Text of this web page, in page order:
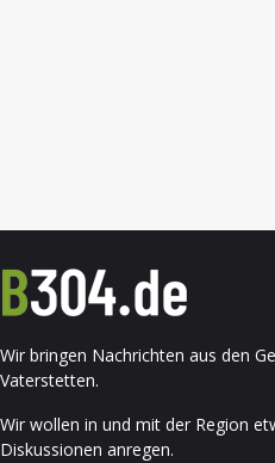
Wir bringen Nachrichten aus den
Vaterstetten.
Wir wollen in und mit der Region
Diskussionen anregen.